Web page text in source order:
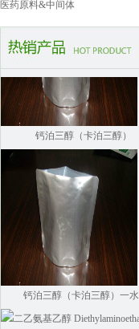
医药原料&中间体
钙泊三醇（卡泊三醇）
钙泊三醇（卡泊三醇）一水..